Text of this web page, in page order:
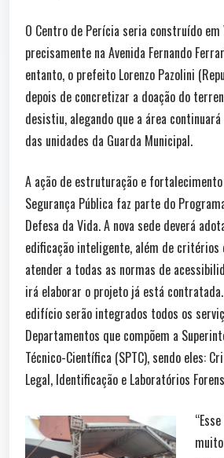
O Centro de Perícia seria construído
precisamente na Avenida Fernando
entanto, o prefeito Lorenzo Pazolini
depois de concretizar a doação do
desistiu, alegando que a área
das unidades da Guarda Municipal.
A ação de estruturação e
Segurança Pública faz parte do
Defesa da Vida. A nova sede deverá
edificação inteligente, além de
atender a todas as normas de
irá elaborar o projeto já está
edifício serão integrados todos os
Departamentos que compõem a
Técnico-Científica (SPTC), sendo eles:
Legal, Identificação e Laboratórios